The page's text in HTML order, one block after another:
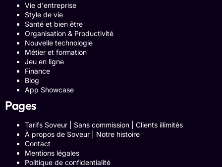
Vie d'entreprise
Style de vie
Santé et bien être
Organisation & Productivité
Nouvelle technologie
Métier et formation
Jeu en ligne
Finance
Blog
App Showcase
Pages
Tarifs Soveur | Sans commission | Clients illimités
À propos de Soveur | Notre histoire
Contact
Mentions légales
Politique de confidentialité